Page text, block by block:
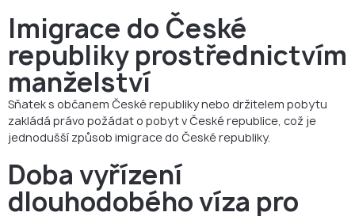
Imigrace do České
republiky prostřednictvím
manželství
Sňatek s občanem České republiky nebo držitelem pobytu
zakládá právo požádat o pobyt v České republice, což je
jednodušší způsob imigrace do České republiky.
Doba vyřízení
dlouhodobého víza pro